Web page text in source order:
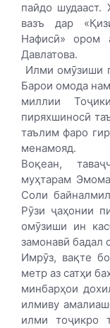
пайдо шудааст.
вазъ дар
Нафисӣ» ором
Давлатова.
Илми омӯзиши
Барои омода
миллии
пиряхшиносӣ
таълим фаро
менамояд.
Воқеан,
муҳтарам
Соли
Рӯзи ҷаҳонии
омӯзиши ин
замонавӣ бадал
Имрӯз, вақте
метр аз сатҳи
минбарҳои
илмиву
илми тоҷикро